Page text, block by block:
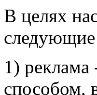
В целях
1)
способом,